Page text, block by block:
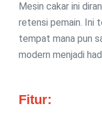
Mesin cakar ini
retensi pemain. Ini
tempat mana pun
modern menjadi
Fitur: